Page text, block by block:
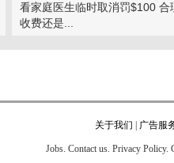
看家庭医生临时取消罚$100 合
收费还是...
关于我们 广告服
Jobs. Contact us. Privacy